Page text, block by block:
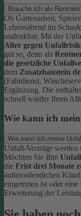
Brauche ich als
Ob Gartenarbeit,
Lebensabend im
undenkbar. Mit der
Alter gegen
gut so, denn als
die gesetzliche
dem Zusatzbaustein
(Fahrdienst,
Ergänzung. Die
schnell wieder Ihren
Wie kann ich
Wie kann ich meine
Unfall-Verträge werden
Möchten Sie Ihre
die Frist drei Monate
außerordentlichen
eingetreten ist oder
Erweiterung der